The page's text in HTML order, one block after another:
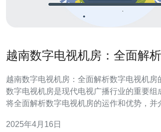
越南数字电视机房：全面解
越南数字电视机房：全面解析数字电视机房
数字电视机房是现代电视广播行业的重要组
将全面解析数字电视机房的运作和优势，并
码、解码和存储电视信号的设施。其运作过
2025年4月16日